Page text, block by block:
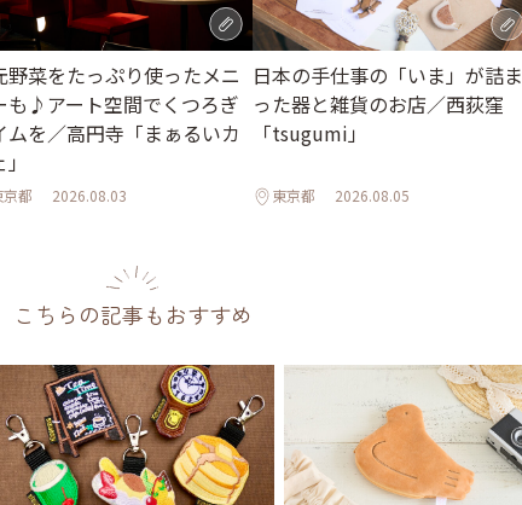
野菜をたっぷり使ったメニ
も♪アート空間でくつろぎ
ムを／高円寺「まぁるいカ
京都 2026.08.03
日本の手仕事の「いま」が詰ま
った器と雑貨のお店／西荻窪
「tsugumi」
東京都 2026.08.05
こちらの記事もおすすめ